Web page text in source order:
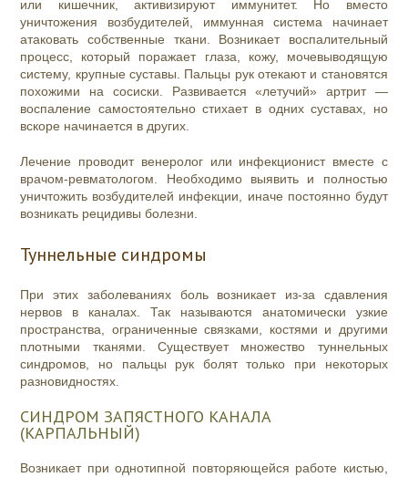
или кишечник, активизируют иммунитет. Но вместо
уничтожения возбудителей, иммунная система начинает
атаковать собственные ткани. Возникает воспалительный
процесс, который поражает глаза, кожу, мочевыводящую
систему, крупные суставы. Пальцы рук отекают и становятся
похожими на сосиски. Развивается «летучий» артрит —
воспаление самостоятельно стихает в одних суставах, но
вскоре начинается в других.
Лечение проводит венеролог или инфекционист вместе с
врачом-ревматологом. Необходимо выявить и полностью
уничтожить возбудителей инфекции, иначе постоянно будут
возникать рецидивы болезни.
Туннельные синдромы
При этих заболеваниях боль возникает из-за сдавления
нервов в каналах. Так называются анатомически узкие
пространства, ограниченные связками, костями и другими
плотными тканями. Существует множество туннельных
синдромов, но пальцы рук болят только при некоторых
разновидностях.
СИНДРОМ ЗАПЯСТНОГО КАНАЛА
(КАРПАЛЬНЫЙ)
Возникает при однотипной повторяющейся работе кистью,